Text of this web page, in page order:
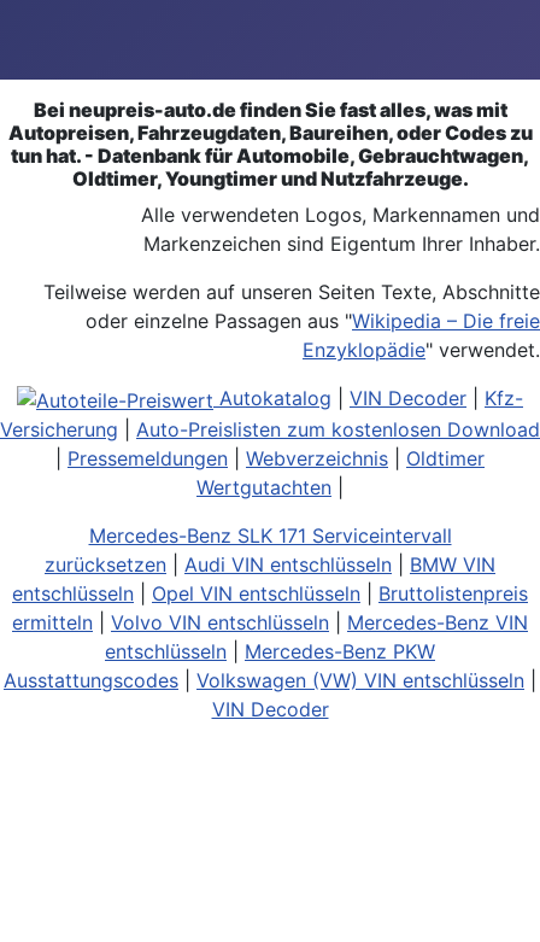
Bei neupreis-auto.de finden Sie fast alles, was mit
Autopreisen, Fahrzeugdaten, Baureihen, oder Codes zu
tun hat. - Datenbank für Automobile, Gebrauchtwagen,
Oldtimer, Youngtimer und Nutzfahrzeuge.
Alle verwendeten Logos, Markennamen und
Markenzeichen sind Eigentum Ihrer Inhaber.
Teilweise werden auf unseren Seiten Texte, Abschnitte
oder einzelne Passagen aus "Wikipedia – Die freie
Enzyklopädie" verwendet.
Autokatalog
VIN Decoder
Kfz-
Versicherung
Auto-Preislisten zum kostenlosen Download
Pressemeldungen Webverzeichnis
Oldtimer
Wertgutachten
Mercedes-Benz SLK 171 Serviceintervall
zurücksetzen
Audi VIN entschlüsseln
BMW VIN
entschlüsseln
Opel VIN entschlüsseln
Bruttolistenpreis
ermitteln
Volvo VIN entschlüsseln
Mercedes-Benz VIN
entschlüsseln
Mercedes-Benz PKW
Ausstattungscodes
Volkswagen (VW) VIN entschlüsseln
VIN Decoder